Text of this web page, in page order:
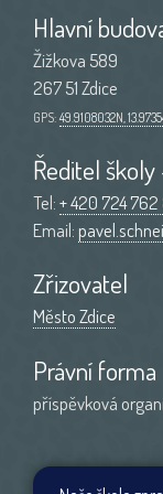
Hlavní
Žižkova 589
267 51 Zdice
GPS: 49.9108032N,
Ředitel
Tel:+ 420 724 762
Email:
Zřizovatel
Město Zdice
Právní forma
příspěvková